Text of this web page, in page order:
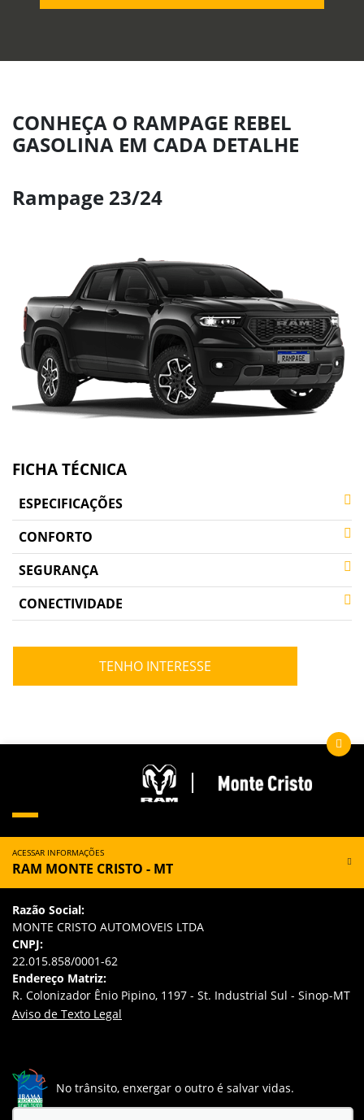
CONHEÇA O RAMPAGE REBEL
GASOLINA EM CADA DETALHE
Rampage 23/24
FICHA TÉCNICA
ESPECIFICAÇÕES
CONFORTO
SEGURANÇA
CONECTIVIDADE
TENHO INTERESSE
ACESSAR INFORMAÇÕES
RAM MONTE CRISTO - MT
Razão Social:
MONTE CRISTO AUTOMOVEIS LTDA
CNPJ:
22.015.858/0001-62
Endereço Matriz:
R. Colonizador Ênio Pipino, 1197 - St. Industrial Sul - Sinop-MT
Aviso de Texto Legal
No trânsito, enxergar o outro é salvar vidas.